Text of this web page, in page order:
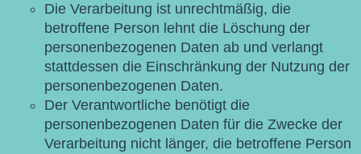
Die Verarbeitung ist unrechtmäßig, die
betroffene Person lehnt die Löschung der
personenbezogenen Daten ab und verlangt
stattdessen die Einschränkung der Nutzung der
personenbezogenen Daten.
Der Verantwortliche benötigt die
personenbezogenen Daten für die Zwecke der
Verarbeitung nicht länger, die betroffene Person